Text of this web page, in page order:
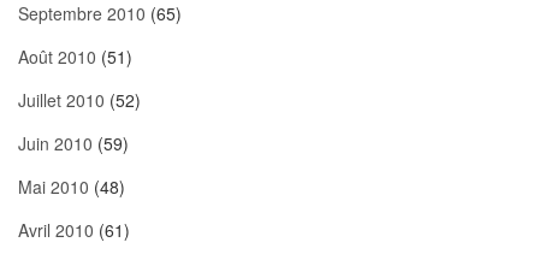
Septembre 2010 (65)
Août 2010 (51)
Juillet 2010 (52)
Juin 2010 (59)
Mai 2010 (48)
Avril 2010 (61)